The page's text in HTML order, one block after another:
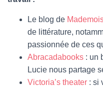
Le blog de
de littérature,
passionnée de ces
Abracadabooks : un
Lucie nous partage
Victoria’s theater : si